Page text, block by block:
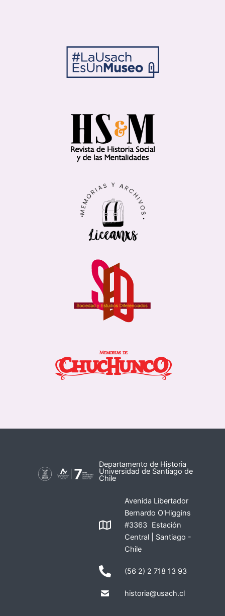
Departamento de Historia
Universidad de Santiago de
Chile
Avenida Libertador
Bernardo O'Higgins
#3363 Estación
Central | Santiago -
Chile
(56 2) 2 718 13 93
historia@usach.cl